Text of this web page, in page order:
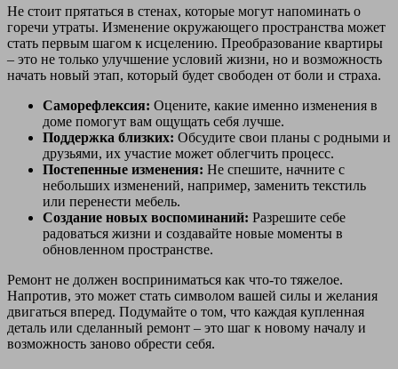
Не стоит прятаться в стенах, которые могут напоминать о
горечи утраты. Изменение окружающего пространства может
стать первым шагом к исцелению. Преобразование квартиры
– это не только улучшение условий жизни, но и возможность
начать новый этап, который будет свободен от боли и страха.
Саморефлексия: Оцените, какие именно изменения в
доме помогут вам ощущать себя лучше.
Поддержка близких: Обсудите свои планы с родными и
друзьями, их участие может облегчить процесс.
Постепенные изменения: Не спешите, начните с
небольших изменений, например, заменить текстиль
или перенести мебель.
Создание новых воспоминаний: Разрешите себе
радоваться жизни и создавайте новые моменты в
обновленном пространстве.
Ремонт не должен восприниматься как что-то тяжелое.
Напротив, это может стать символом вашей силы и желания
двигаться вперед. Подумайте о том, что каждая купленная
деталь или сделанный ремонт – это шаг к новому началу и
возможность заново обрести себя.